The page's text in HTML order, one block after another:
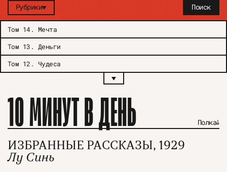
Поиск
Рубрики
Том 14.
Мечта
Том 13 . Деньги
Том 12 . Чудеса
10 МИНУТ В ДЕНЬ Полка
ИЗБРАННЫЕ РАССКАЗЫ, 1929
Лу Синь